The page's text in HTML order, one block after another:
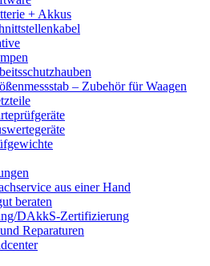
+ Akkus
– Zubehör für Waagen
aus einer Hand
beraten
DAkkS-Zertifizierung
Reparaturen